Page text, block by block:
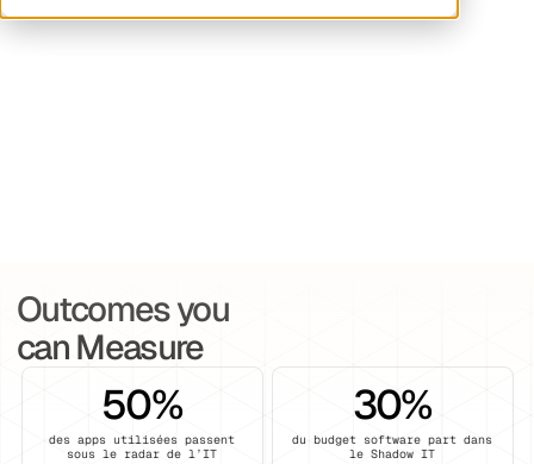
Outcomes you
can Measure
50%
des apps utilisées passent
sous le radar de l’IT
30%
du budget software part dans
le Shadow IT